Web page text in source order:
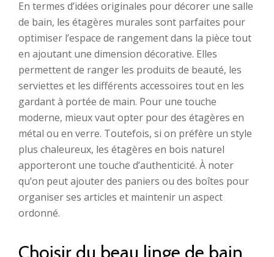
En termes d’idées originales pour décorer une salle
de bain, les étagères murales sont parfaites pour
optimiser l’espace de rangement dans la pièce tout
en ajoutant une dimension décorative. Elles
permettent de ranger les produits de beauté, les
serviettes et les différents accessoires tout en les
gardant à portée de main. Pour une touche
moderne, mieux vaut opter pour des étagères en
métal ou en verre. Toutefois, si on préfère un style
plus chaleureux, les étagères en bois naturel
apporteront une touche d’authenticité. À noter
qu’on peut ajouter des paniers ou des boîtes pour
organiser ses articles et maintenir un aspect
ordonné.
Choisir du beau linge de bain